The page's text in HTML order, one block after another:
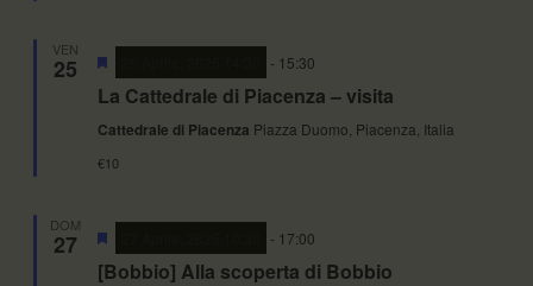
VEN
25 - 15:30
La Cattedrale di Piacenza – visita
Cattedrale di Piacenza Piazza Duomo, Piacenza, Italia
€10
DOM
27 - 17:00
[Bobbio] Alla scoperta di Bobbio